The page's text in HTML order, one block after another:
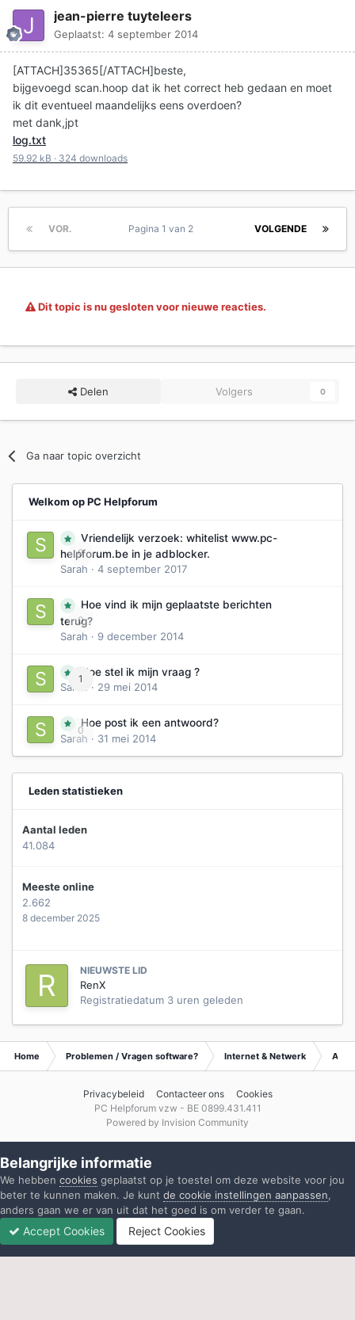
jean-pierre tuyteleers
Geplaatst: 4 september 2014
[ATTACH]35365[/ATTACH]beste,
bijgevoegd scan.hoop dat ik het correct heb gedaan en moet
ik dit eventueel maandelijks eens overdoen?
met dank,jpt
log.txt
59.92 kB · 324 downloads
VOR. VOLGENDE
Pagina 1 van 2
Dit topic is nu gesloten voor nieuwe reacties.
Delen Volgers 0
Ga naar topic overzicht
Welkom op PC Helpforum
0
Vriendelijk verzoek: whitelist www.pc-
helpforum.be in je adblocker.
Sarah · 4 september 2017
0
Hoe vind ik mijn geplaatste berichten
terug?
Sarah · 9 december 2014
1
Hoe stel ik mijn vraag ?
Sarah
· 29 mei 2014
0
Hoe post ik een antwoord?
Sarah · 31 mei 2014
Leden statistieken
Aantal leden
41.084
Meeste online
2.662
8 december 2025
NIEUWSTE LID
RenX
Registratiedatum 3 uren geleden
Home Problemen / Vragen software? Internet & Netwerk
Privacybeleid Contacteer ons
Cookies
PC Helpforum vzw - BE 0899.431.411
Powered by Invision Community
Belangrijke informatie
We hebben cookies geplaatst op je toestel om deze website voor jou
beter te kunnen maken. Je kunt de cookie instellingen aanpassen,
anders gaan we er van uit dat het goed is om verder te gaan.
Accept Cookies Reject Cookies
Ongelezen